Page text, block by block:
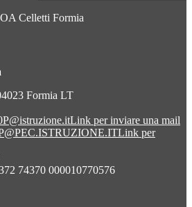
Celletti Formia
Formia LT
Link per inviare una mail
Link per
74370 000010770576